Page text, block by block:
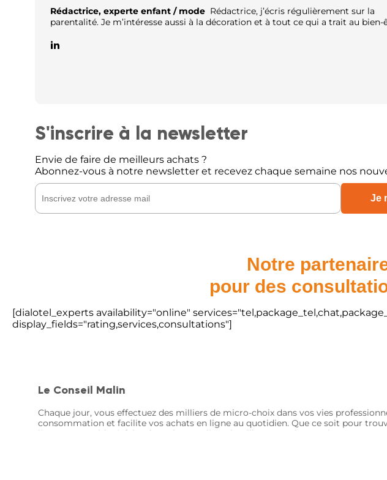
Rédactrice, experte enfant / mode Rédactrice, j’écris régulièrement sur la
parentalité. Je m’intéresse aussi à la décoration et à tout ce qui a trait au bien-
S'inscrire à la newsletter
Envie de faire de meilleurs achats ?
Abonnez-vous à notre newsletter et recevez chaque semaine nos
Notre
pour des
[dialotel_experts availability="online"
display_fields="rating,services,consultations"]
Le Conseil Malin
Chaque jour, vous effectuez des milliers de micro-choix dans vos vies
consommation et facilite vos achats en ligne au quotidien. Que ce soit pour
là pour vous aider à faire des achats en ligne intelligents et économiques.